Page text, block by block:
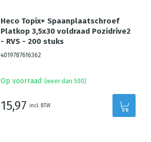
Heco Topix+ Spaanplaatschroef
Platkop 3,5x30 voldraad Pozidrive2
- RVS - 200 stuks
4019787616362
Op voorraad (meer dan 500)
15,97 incl. BTW